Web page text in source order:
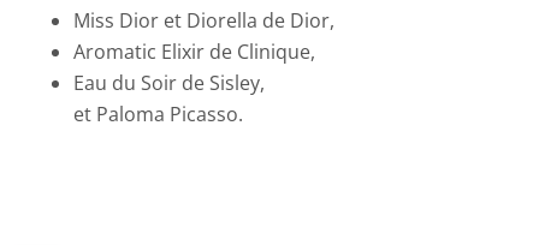
Miss Dior et Diorella de Dior,
Aromatic Elixir de Clinique,
Eau du Soir de Sisley,
et Paloma Picasso.